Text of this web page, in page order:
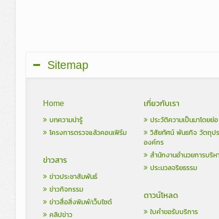
Sitemap
Home
บทความน่ารู้
โครงการตรวจแล้วคอนเฟิร์ม
ข่าวสาร
ข่าวประชาสัมพันธ์
ข่าวกิจกรรม
ข่าวสื่อสิ่งพิมพ์/เว็บไซต์
คลิปข่าว
เกี่ยวกับเรา
ประวัติความเป็นมาโดยย่อ
วิสัยทัศน์ พันธกิจ วัตถุป
องค์กร
สำนักงานอำนวยการบริห
ประมวลจริยธรรม
ดาวน์โหลด
ใบคำขอรับบริการ